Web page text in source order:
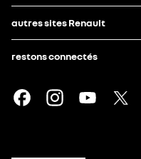
autres sites Renault
restons connectés